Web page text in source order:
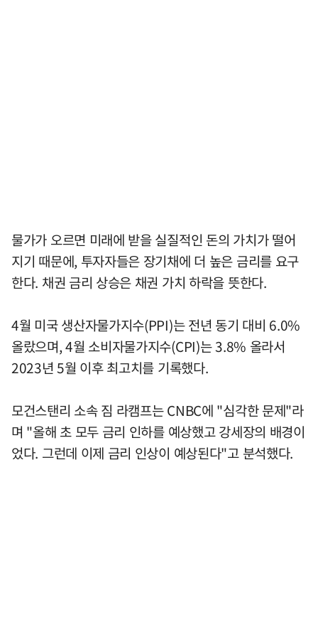
물가가 오르면 미래에 받을 실질적인 돈의 가치가 떨어
지기 때문에, 투자자들은 장기채에 더 높은 금리를 요구
한다. 채권 금리 상승은 채권 가치 하락을 뜻한다.
4월 미국 생산자물가지수(PPI)는 전년 동기 대비 6.0%
올랐으며, 4월 소비자물가지수(CPI)는 3.8% 올라서
2023년 5월 이후 최고치를 기록했다.
모건스탠리 소속 짐 라캠프는 CNBC에 "심각한 문제"라
며 "올해 초 모두 금리 인하를 예상했고 강세장의 배경이
었다. 그런데 이제 금리 인상이 예상된다"고 분석했다.